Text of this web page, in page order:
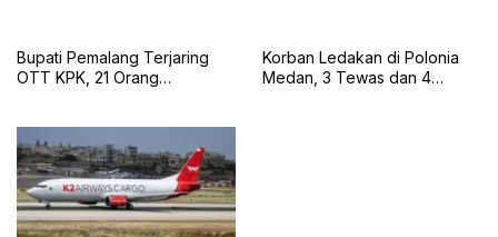
Bupati Pemalang Terjaring
OTT KPK, 21 Orang
Korban Ledakan di Polonia
Medan, 3 Tewas dan 4